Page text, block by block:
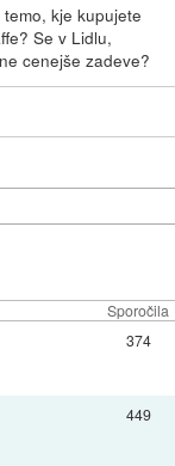
kje kupujete
Se v Lidlu,
cenejše zadeve?
Sporočila
374
449